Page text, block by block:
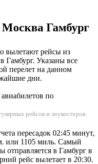
Москва Гамбург
вылетают рейсы из
Гамбург. Указаны все
перелет на данном
дни.
по
рейсов и лоукостеров.
пересадок 02:45 минут,
или 1105 миль. Самый
в Гамбург в
рейс вылетает в 20:30.